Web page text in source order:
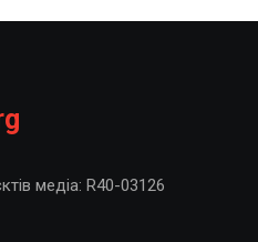
медіа: R40-03126